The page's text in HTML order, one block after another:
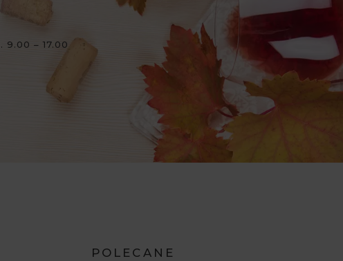
– 17.00
POLECANE